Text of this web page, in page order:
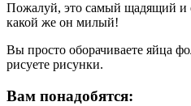
Пожалуй, это самый щадящий и
какой же он милый!
Вы просто оборачиваете яйца
рисуете рисунки.
Вам понадобятся: